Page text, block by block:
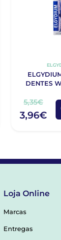
DENTES
5,35€
3,96€
Loja Online
Marcas
Entregas